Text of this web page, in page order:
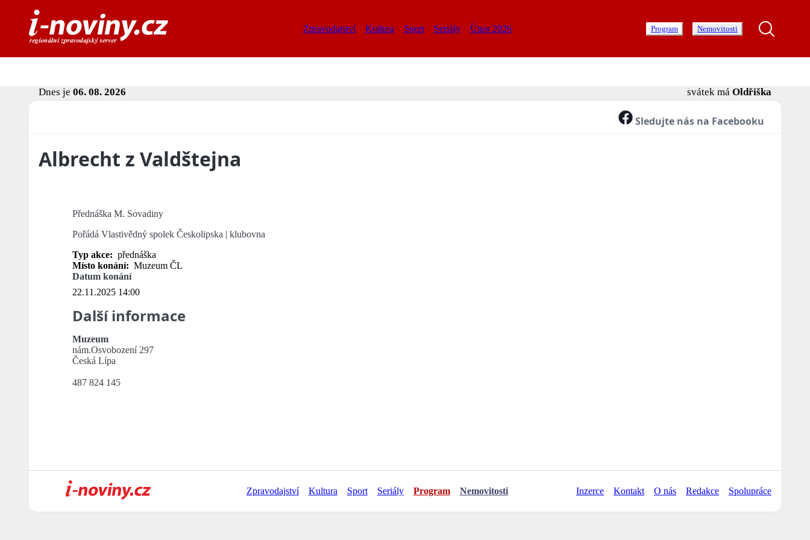
Zpravodajství Kultura Sport Seriály Únor 2026 Program Nemovitosti
Dnes je 06. 08. 2026 svátek má Oldřiška
Sledujte nás na Facebooku
Albrecht z Valdštejna
Přednáška M. Sovadiny
Pořádá Vlastivědný spolek Českolipska | klubovna
Typ akce: přednáška
Místo konání: Muzeum ČL
Datum konání
22.11.2025 14:00
Další informace
Muzeum
nám.Osvobození 297
Česká Lípa
487 824 145
Zpravodajství Kultura Sport Seriály Program Nemovitosti Inzerce Kontakt O nás Redakce Spolupráce